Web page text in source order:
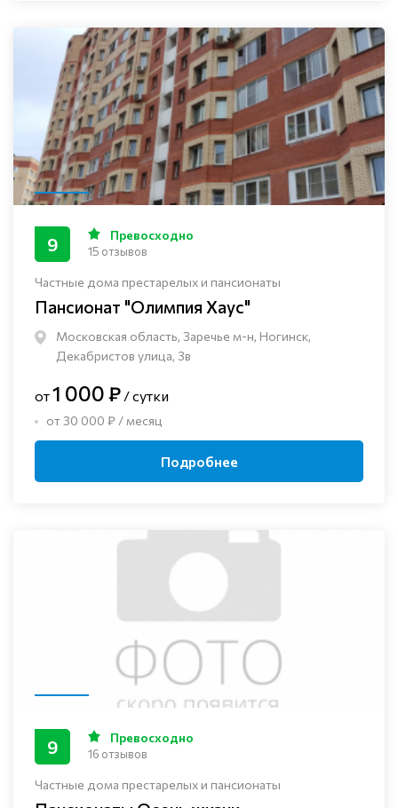
Частные дома престарелых и пансионаты
Пансионат "Олимпия Хаус"
Московская область, Заречье м-н, Ногинск, ​
Декабристов улица, 3в
9 Превосходно
15 отзывов
от1 000 ₽ / сутки
от 30 000 ₽ / месяц
Подробнее
Частные дома престарелых и пансионаты
9 Превосходно
16 отзывов